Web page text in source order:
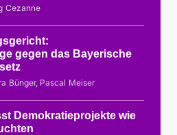
Cezanne
gegen das Bayerische
Bünger, Pascal Meiser
Demokratieprojekte wie